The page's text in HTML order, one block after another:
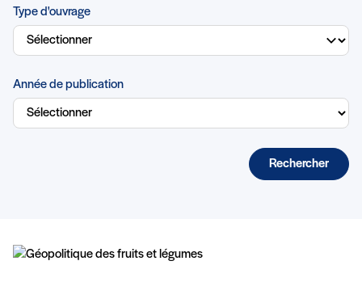
Type d'ouvrage
Année de publication
Rechercher